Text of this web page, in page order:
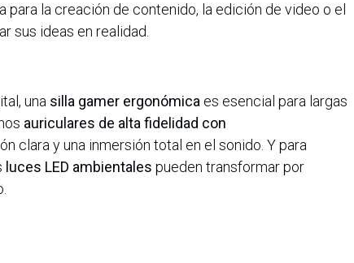
la creación de contenido, la edición de video o el
sus ideas en realidad.
una silla gamer ergonómica es esencial para largas
auriculares de alta fidelidad con
clara y una inmersión total en el sonido. Y para
luces LED ambientales pueden transformar por